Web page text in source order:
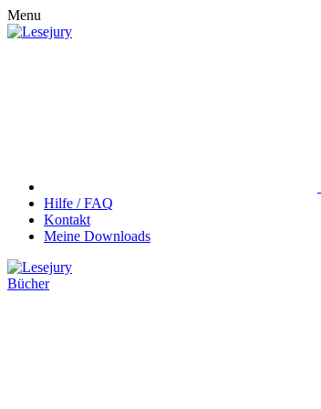
Menu
Hilfe / FAQ
Kontakt
Meine Downloads
Bücher